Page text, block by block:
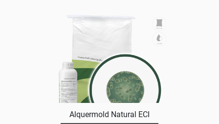
Alquermold Natural ECI